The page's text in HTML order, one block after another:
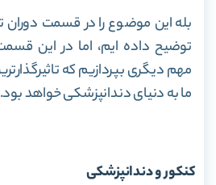
بله این موضوع را در قسمت
توضیح داده ایم، اما در این
مهم دیگری بپردازیم که
ما به دنیای دندانپزشکی خواهد بود.
کنکور و دندانپزشکی